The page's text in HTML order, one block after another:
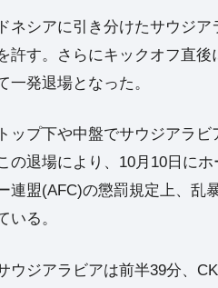
ネシアに引き分けたサウジ
許す。さらにキックオフ直
一発退場となった。
ップ下や中盤でサウジアラビ
の退場により、10月10日に
連盟(AFC)の懲罰規定上、乱
いる。
ジアラビアは前半39分、